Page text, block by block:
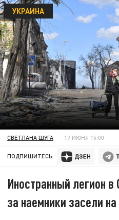
УКРАИНА
СВЕТЛАНА ШУГА 17 ИЮНЯ 15:00
ПОДПИШИТЕСЬ:
Иностранный легион
за наемники засели